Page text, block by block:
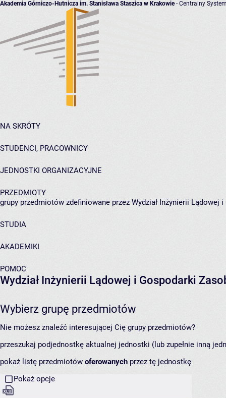
Akademia Górniczo-Hutnicza im. Stanisława Staszica w Krakowie- Centralny
NA SKRÓTY
STUDENCI, PRACOWNICY
JEDNOSTKI ORGANIZACYJNE
PRZEDMIOTY
grupy przedmiotów zdefiniowane przez Wydział Inżynierii Lądowej
STUDIA
AKADEMIKI
POMOC
Wydział Inżynierii Lądowej i Gospodarki
Wybierz grupę przedmiotów
Nie możesz znaleźć interesującej Cię grupy przedmiotów?
przeszukaj podjednostkę aktualnej jednostki (lub zupełnie inną
pokaż listę przedmiotów oferowanych przez tę jednostkę
Pokaż opcje